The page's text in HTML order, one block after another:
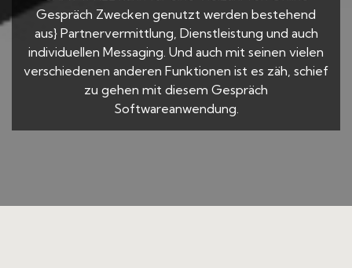
Gespräch Zwecken genutzt werden bestehend
aus} Partnervermittlung, Dienstleistung und auch
individuellen Messaging. Und auch mit seinen vielen
verschiedenen anderen Funktionen ist es zäh, schief
zu gehen mit diesem Gespräch
Softwareanwendung.